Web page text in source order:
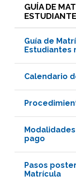
GUÍA DE
Guía de
Estudiantes
Calendario
pago
Pasos
Matrícula